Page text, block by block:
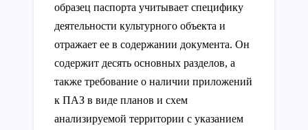
образец паспорта учитывает специфику
деятельности культурного объекта и
отражает ее в содержании документа. Он
содержит десять основных разделов, а
также требование о наличии приложений
к ПАЗ в виде планов и схем
анализируемой территории с указанием